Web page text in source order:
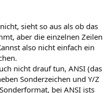
sieht so aus als ob das
aber die einzelnen Zeilen
also nicht einfach ein
nicht drauf tun, ANSI (das
Sonderzeichen und Y/Z
bei ANSI ists